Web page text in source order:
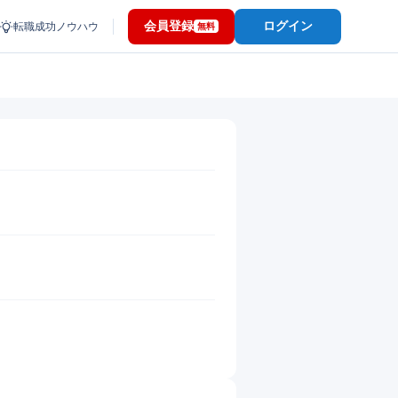
転職成功ノウハウ 会員登録 無料 ログイン